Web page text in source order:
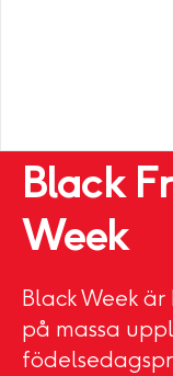
Black
Week
Black Week
på massa